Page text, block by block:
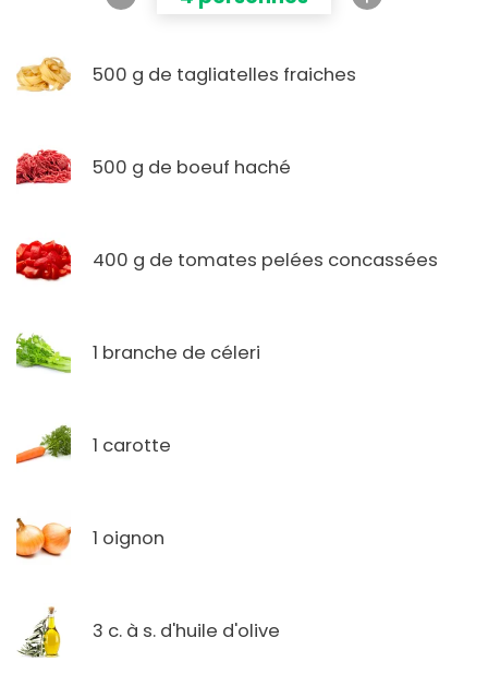
500 g de tagliatelles fraiches
500 g de boeuf haché
400 g de tomates pelées concassées
1 branche de céleri
1 carotte
1 oignon
3 c. à s. d'huile d'olive